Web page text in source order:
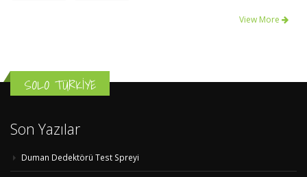
View More
SOLO TÜRKİYE
Son Yazılar
Duman Dedektörü Test Spreyi